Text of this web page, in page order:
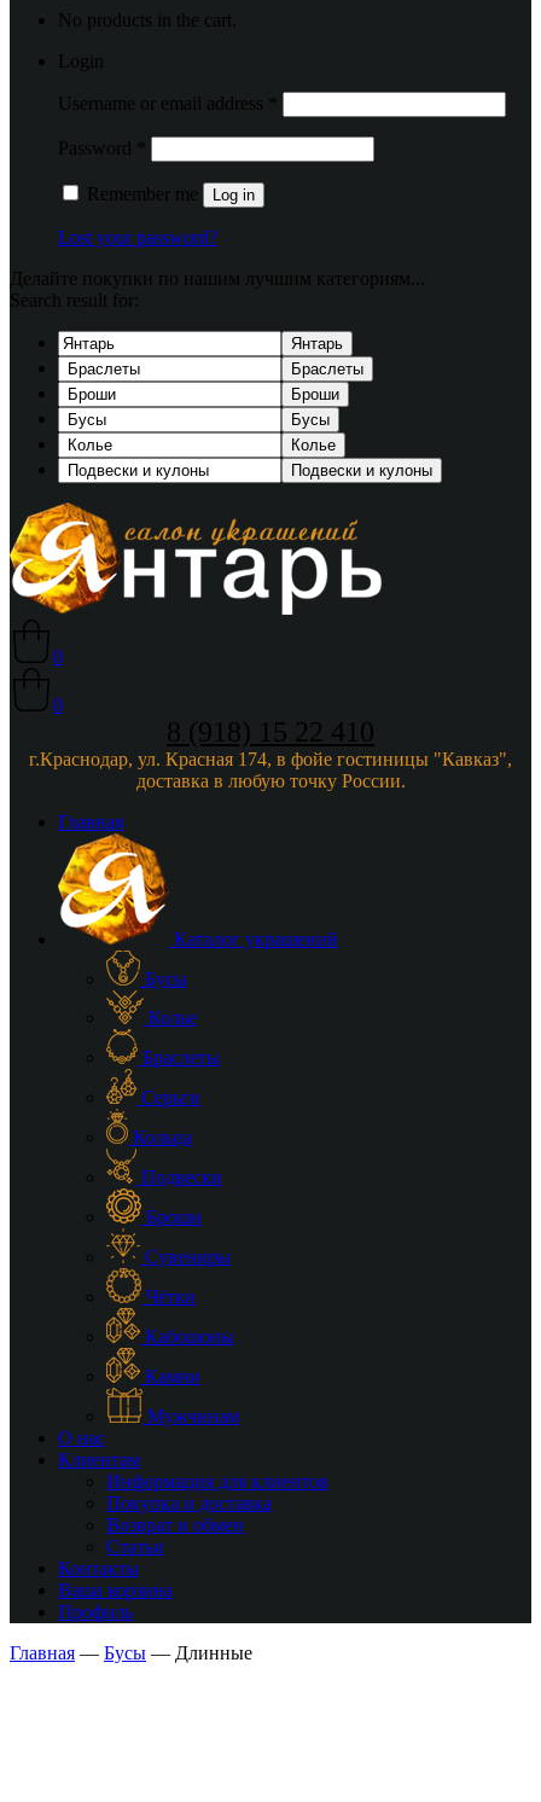
No products in the cart.
Login
Username or email address
Password
Remember me Log in
Lost your password?
Делайте покупки по нашим лучшим категориям...
Search result for:
Янтарь
Браслеты
Броши
Бусы
Колье
Подвески и кулоны
0
0
8 (918) 15 22 410
г.Краснодар, ул. Красная 174, в фойе гостиницы "Кавказ",
доставка в любую точку России.
Главная
Каталог украшений
Бусы
Колье
Браслеты
Серьги
Кольца
Подвески
Броши
Сувениры
Чётки
Кабошоны
Камни
Мужчинам
О нас
Клиентам
Информация для клиентов
Покупка и доставка
Возврат и обмен
Статьи
Контакты
Ваша корзина
Профиль
Главная — Бусы — Длинные